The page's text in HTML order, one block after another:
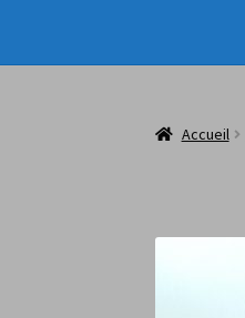
Accueil